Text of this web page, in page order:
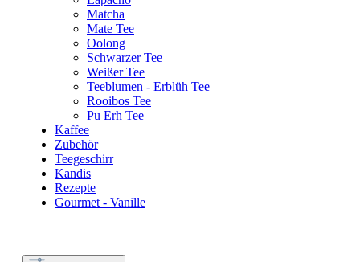
Matcha
Mate Tee
Oolong
Schwarzer Tee
Weißer Tee
Teeblumen - Erblüh Tee
Rooibos Tee
Pu Erh Tee
Kaffee
Zubehör
Teegeschirr
Kandis
Rezepte
Gourmet - Vanille